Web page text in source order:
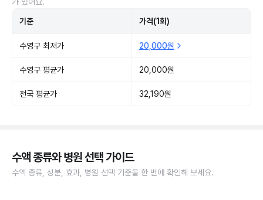
기준 가격(1회)
수영구 최저가 20,000원
수영구 평균가 20,000원
전국 평균가 32,190원
수액 종류와 병원 선택 가이드
수액 종류, 성분, 효과, 병원 선택 기준을 한 번에 확인해 보세요.